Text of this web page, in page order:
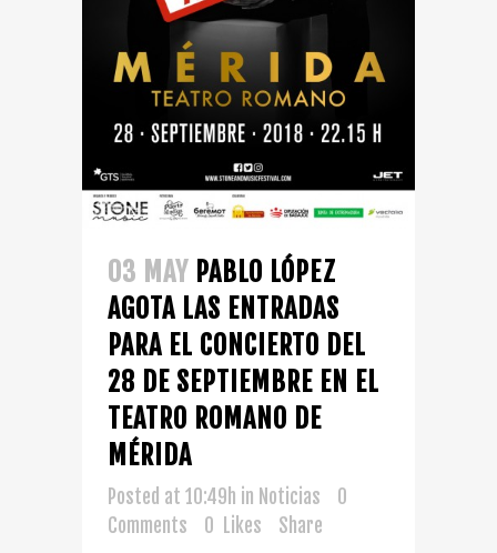
03 MAY PABLO LÓPEZ
AGOTA LAS ENTRADAS
PARA EL CONCIERTO DEL
28 DE SEPTIEMBRE EN EL
TEATRO ROMANO DE
MÉRIDA
Posted at 10:49h in Noticias
0
Comments
0 Likes Share